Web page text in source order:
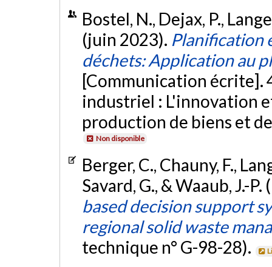
Bostel, N., Dejax, P.,
(juin 2023). Planification
déchets: Application au
[Communication écrite].
industriel : L'innovation
production de biens et
Non disponible
Berger, C., Chauny, F.,
Savard, G., & Waaub, J.-
based decision support
regional solid waste
technique n° G-98-28).